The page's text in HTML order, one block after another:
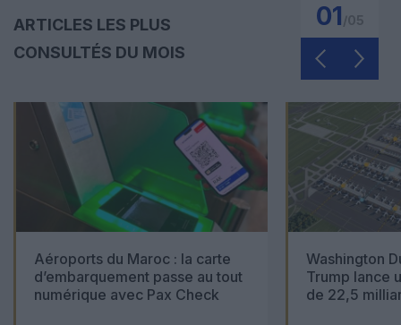
ARTICLES LES PLUS
CONSULTÉS DU MOIS
01
Aéroports du Maroc : la carte
d’embarquement passe au tout
numérique avec Pax Check
Washington
Trump lance
de 22,5